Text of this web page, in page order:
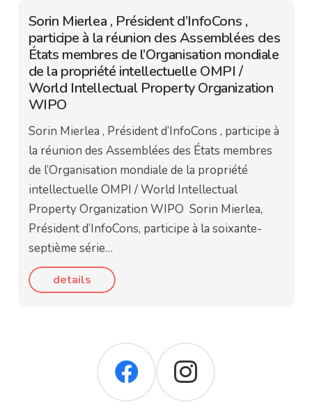
Sorin Mierlea , Président d’InfoCons ,
participe à la réunion des Assemblées des
États membres de l’Organisation mondiale
de la propriété intellectuelle OMPI /
World Intellectual Property Organization
WIPO
Sorin Mierlea , Président d’InfoCons , participe à
la réunion des Assemblées des États membres
de l’Organisation mondiale de la propriété
intellectuelle OMPI / World Intellectual
Property Organization WIPO Sorin Mierlea,
Président d’InfoCons, participe à la soixante-
septième série…
details